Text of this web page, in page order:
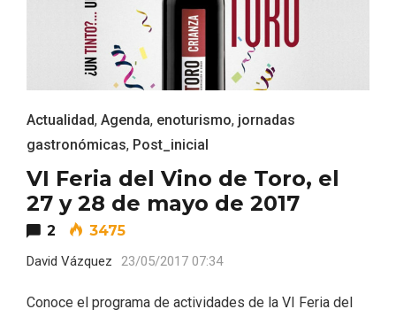
Actualidad, Agenda, enoturismo, jornadas
gastronómicas, Post_inicial
VI Feria del Vino de Toro, el
27 y 28 de mayo de 2017
2 3475
David Vázquez 23/05/2017 07:34
Conoce el programa de actividades de la VI Feria del